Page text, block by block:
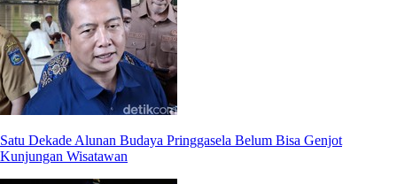
Satu Dekade Alunan Budaya Pringgasela Belum Bisa Genjot
Kunjungan Wisatawan